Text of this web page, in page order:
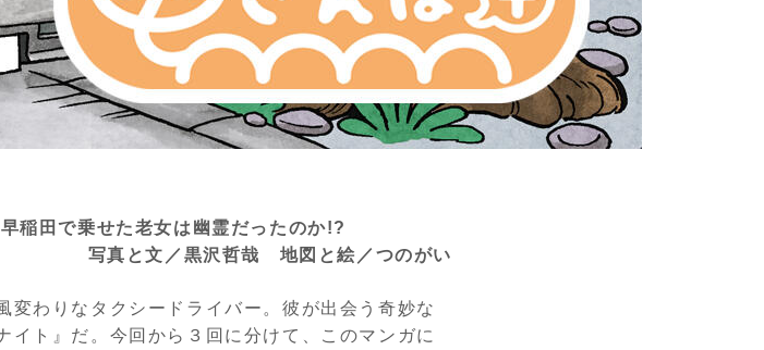
稲田で乗せた老女は幽霊だったのか!?
写真と文／黒沢哲哉 地図と絵／つのがい
わりなタクシードライバー。彼が出会う奇妙な
ト』だ。今回から３回に分けて、このマンガに